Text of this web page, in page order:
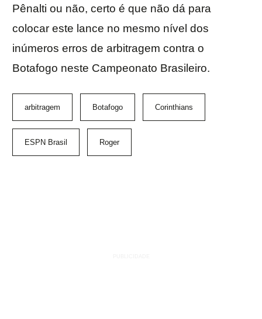
Pênalti ou não, certo é que não dá para
colocar este lance no mesmo nível dos
inúmeros erros de arbitragem contra o
Botafogo neste Campeonato Brasileiro.
arbitragem Botafogo Corinthians
ESPN Brasil Roger